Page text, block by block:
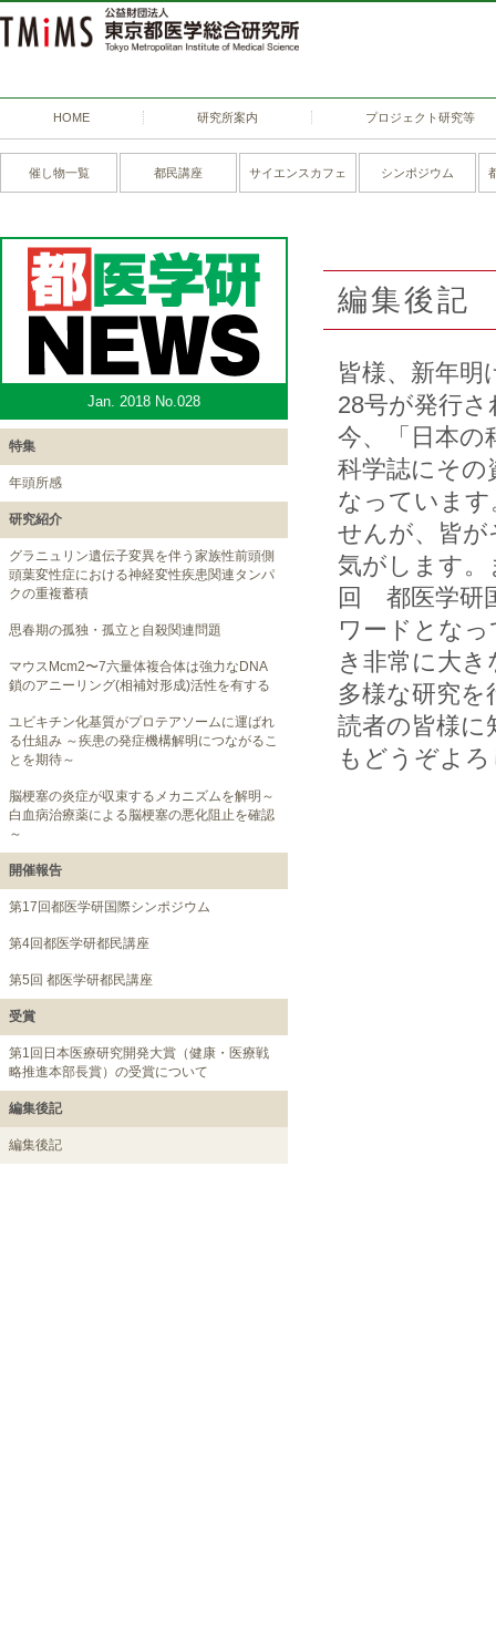
HOME 研究所案内 プロジェクト研究等
催し物一覧 都民講座 サイエンスカフェ シンポジウム
Jan. 2018 No.028
特集
年頭所感
研究紹介
グラニュリン遺伝子変異を伴う家族性前頭側
頭葉変性症における神経変性疾患関連タンパ
クの重複蓄積
思春期の孤独・孤立と自殺関連問題
マウスMcm2〜7六量体複合体は強力なDNA
鎖のアニーリング(相補対形成)活性を有する
ユビキチン化基質がプロテアソームに運ばれ
る仕組み ～疾患の発症機構解明につながるこ
とを期待～
脳梗塞の炎症が収束するメカニズムを解明～
白血病治療薬による脳梗塞の悪化阻止を確認
～
開催報告
第17回都医学研国際シンポジウム
第4回都医学研都民講座
第5回 都医学研都民講座
受賞
第1回日本医療研究開発大賞（健康・医療戦
略推進本部長賞）の受賞について
編集後記
編集後記
編集後記
皆様、新年
28号が発行
今、「日本の
科学誌にその
なっていま
せんが、皆が
気がします。
回 都医学研
ワードとな
き非常に大
多様な研究
読者の皆様に
もどうぞよ